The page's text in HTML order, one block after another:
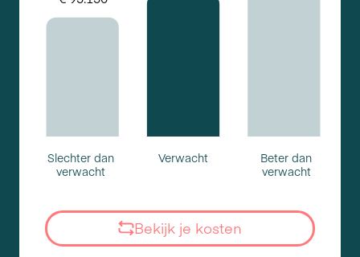
Slechter dan
verwacht
Verwacht
Beter dan
verwacht
Bekijk je kosten